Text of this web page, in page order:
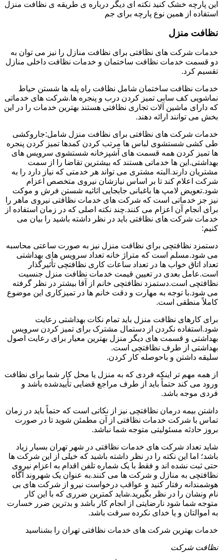
این پارچه خشک کنید نکته ای دیگر درباره ی طریقه ی نظافت منزل
استفاده از همین نوع پارچه برای جم
نظافت منزل
خدمات شرکت های نظافتی برای نظافت منازل را نیز می توان به
دو قسمت خدمات نظافت ساختمان و خدمات نظافت داخلی منازل
تقسیم کرد.
خدمات نظافت ساختمان شامل نظافت راه پله ها شستن حیاط
نماشویی کف سابی تمیز کردن درب و پنجره ها.شرکت های خدماتی
که دارای ماشین آلات تجاری نظافتی هستند بهترین خدمات را در این
بخش می توانند ارائه دهند.
خدمات شرکت های نظافتی برای نظافت منزل شامل:جاروکشی
طی کشی شستشوی لباس ها مرتب کردن کمدها تمیز کردن پنجره
ها تمیز کردن همه قسمت های آشپزخانه شستشوی سرویس های
بهداشتی.این ها خدماتی هستند که بیشترین تقاضا را از سمت
مشتریان دارند.البته مشتری می تواند هر خدمتی که نیاز دارد را به
شرکت اعلام کند تا بر اساس نیازشان نیروی متخصص اعزام
شود.تعویض لامپ ها باغبانی جابجایی اثاثیه شستن فرش و موکت
نیز جز خدماتی است که شرکت های خدمات نظافتی نیروی ماهر را
برای انجام آن اعزام می کنند.چند نکته اصلی که در زمان استفاده از
خدمات شرکت های نظافتی باید در نظر داشته باشید را بیان می
کنیم:
دستمزد نظافتچی برای نظافت منزل نیز به صورت ساعتی محاسبه
می شود.مسلم است که متراژ خانه تعداد سرویس های بهداشتی
تعداد اتاق خواب ها در تعداد ساعات کاری نظافتچی تأثیرگذار
است.عامل بعدی در تعیین قیمت خدمات نظافت منزل جنسیت
نظافتچی است.دستمزد نظافتچی خانم از آقا بیشتر در نظر گرفته
می شود.با توجه به مهارت و دقت خانم ها در تمیزکاری این موضوع
کاملاً منطقی است.
برای کارهای نظافت منزل باید تمام نکات بهداشتی رعایت
شود.استفاده نکردن از دستمال مشترک برای تمیز کردن سرویس
بهداشتی و قسمت های دیگر منزل بهترین معیار برای رعایت اصول
بهداشتی از طرف نظافتچی است.
سلیقه داشتن و باحوصله کار کردن.
از همه مهم تر اینکه فردی که به منزل یا محل کار شما برای نظافت
ورود می کند حتماً باید از طرف مراجع قضایی تأییدشده باشد و
فردی موجه باشد.
داشتن بیمه درمان نظافتچی نیز از نکاتی است که حتماً باید در زمان
تماس با شرکت خدمات نظافتی از آن مطمئن شوید تا در صورت
بروز حادثه مسئولیتی متوجه شما نباشد.
شاید تعداد شرکت های خدمات نظافتی در شهر تهران بسیار زیاد
باشد؛ اما این نکته را در نظر داشته باشید که خیلی از این شرکت ها
حتی ثبت نشده اند و فقط با یک شماره تلفن اقدام به اعزام نیروی
نظافتچی به منازل و شرکت ها می کنند.به عنوان یک شهروند آگاه
هوشمندانه رفتار کنید و عواقب درخواست نیرو از شرکت های بی
نام ونشان را در نظر بگیرید.شاید کمترین ضرری که با این کار
متوجه شما شود نارضایتی از انجام کار باشد و بدترین ضرر خسارت
به اموالتان و یا خدای نکرده سرقت باشد.
خدمات بهترین شرکت های خدمات نظافتی تهران را بشناسید
نظافت شرکت